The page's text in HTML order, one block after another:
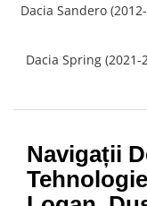
Navigatii Peugeot
Navigatii BMW
Navigatii Nissan
Navigatii Citroen
Dacia Sandero
Dacia Spring (2021-
Navigații